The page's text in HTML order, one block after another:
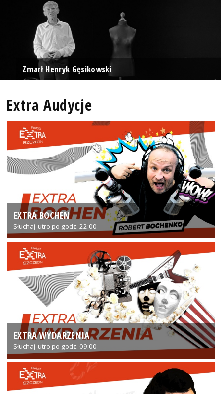
Zmarł Henryk Gęsikowski
Extra Audycje
EXTRA BOCHEN
Słuchaj jutro po godz. 22:00
EXTRA WYDARZENIA
Słuchaj jutro po godz. 09:00